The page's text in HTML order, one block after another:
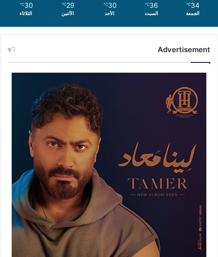
34
℃
الجمعة
36
℃
السبت
30
℃
الأحد
29
℃
الأثنين
30
℃
الثلاثاء
Advertisement